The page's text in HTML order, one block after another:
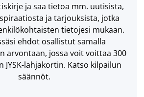
ja saa tietoa mm. uutisista,
ja tarjouksista, jotka
tietojesi mukaan.
ehdot osallistut samalla
arvontaan, jossa voit voittaa 300
JYSK-lahjakortin. Katso kilpailun
säännöt.